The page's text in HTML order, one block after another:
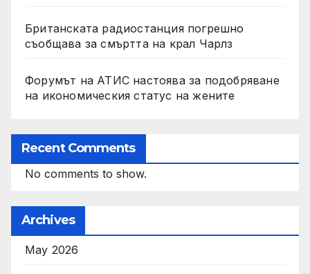
Британската радиостанция погрешно
съобщава за смъртта на крал Чарлз
Форумът на АТИС настоява за подобряване
на икономическия статус на жените
Recent Comments
No comments to show.
Archives
May 2026